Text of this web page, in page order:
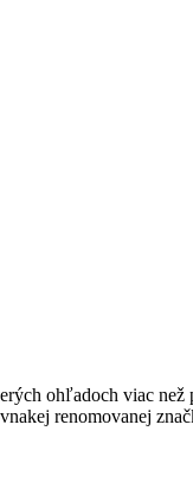
ohľadoch viac
renomovanej